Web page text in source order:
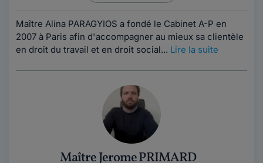
Maître Alina PARAGYIOS a fondé le Cabinet A-P en
2007 à Paris afin d'accompagner au mieux sa clientèle
en droit du travail et en droit social... Lire la suite
Maître Jerome PRIMARD